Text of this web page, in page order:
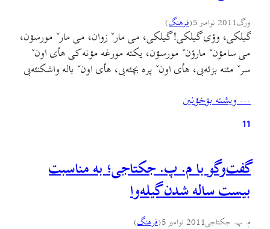
ورگ2011 نوامبر 5 (فرهنگ)
گیلکی، وؤی گیلکی! گیلکی، می مارˇ زوان، می مارˇ مورسؤن،
می سامؤنˇ مارؤنˇ مورسؤن، یکته مورغه مؤنه کی هأی اونˇ
سرˇ مئنه بزئه‌بی، هأی اونˇ پره بچئه‌بی، هأی اونˇ باله واشکنئه‌بی
دئه. چره مننی؟ (تاتایی اصلˇ اندازه دئن‌ئبه اونˇ سر کلیک
بکونین)
… ويشته بۊخؤنين
11
گفت‌وگو با م. پ. جکتاجی؛ به مناسبت
بیست ساله شدن گیله‌وا
م. پ. جکتاجی2011 نوامبر 5 (فرهنگ)